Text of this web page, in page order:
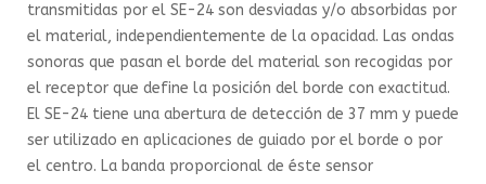
transmitidas por el SE-24 son desviadas y/o absorbidas por
el material, independientemente de la opacidad. Las ondas
sonoras que pasan el borde del material son recogidas por
el receptor que define la posición del borde con exactitud.
El SE-24 tiene una abertura de detección de 37 mm y puede
ser utilizado en aplicaciones de guiado por el borde o por
el centro. La banda proporcional de éste sensor